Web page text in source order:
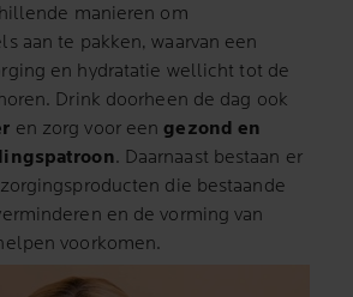
manieren om
aan te pakken, waarvan een
en hydratatie wellicht tot de
Drink doorheen de dag ook
en zorg voor een gezond en
. Daarnaast bestaan er
die bestaande
en de vorming van
voorkomen.